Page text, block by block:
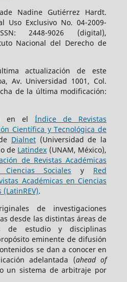
Nadine Gutiérrez Hardt.
Uso Exclusivo No. 04-2009-
2448-9026 (digital),
Nacional del Derecho de
actualización de este
Av. Universidad 1001, Col.
de la última modificación:
en elÍndice de Revistas
Científica y Tecnológica de
Dialnet(Universidad de la
de Latindex (UNAM, México),
de Revistas Académicas
Sociales y Red
Académicas en Ciencias
.
de investigaciones
desde las distintas áreas de
de estudio y disciplinas
eminente de difusión
se dan a conocer en
adelantada (ahead of
un sistema de arbitraje por